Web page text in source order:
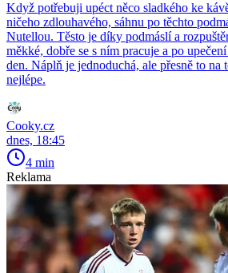
Když potřebuji upéct něco sladkého ke
ničeho zdlouhavého, sáhnu po těchto
Nutellou. Těsto je díky podmáslí a
měkké, dobře se s ním pracuje a po
den. Náplň je jednoduchá, ale přesně to na
nejlépe.
Cooky.cz
dnes, 18:45
4 min
Reklama